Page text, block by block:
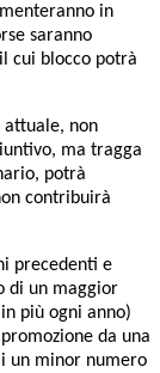
in
saranno
cui blocco potrà
attuale, non
ma tragga
potrà
contribuirà
precedenti e
di un maggior
più ogni anno)
da una
un minor numero